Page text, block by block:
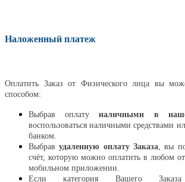
Наложенный платеж
Оплатить Заказ от Физического лица вы
способом:
Выбрав оплатуналичными в
воспользоваться наличными средствами
банком.
Выбравудаленную оплату Заказа , вы
счёт, которую можно оплатить в любом
мобильном приложении.
Если категория Вашего